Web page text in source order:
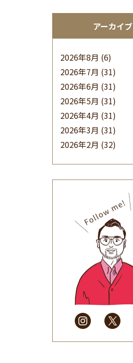
アーカイブ
2026年8月 (6)
2026年7月 (31)
2026年6月 (31)
2026年5月 (31)
2026年4月 (31)
2026年3月 (31)
2026年2月 (32)
(32)
2025年9月(30)
2025年8月(31)
2025年7月(37)
2025年6月(48)
2025年5月
(41)
2025年4月
(32)
2025年3月(31)
2025年2月
(28)